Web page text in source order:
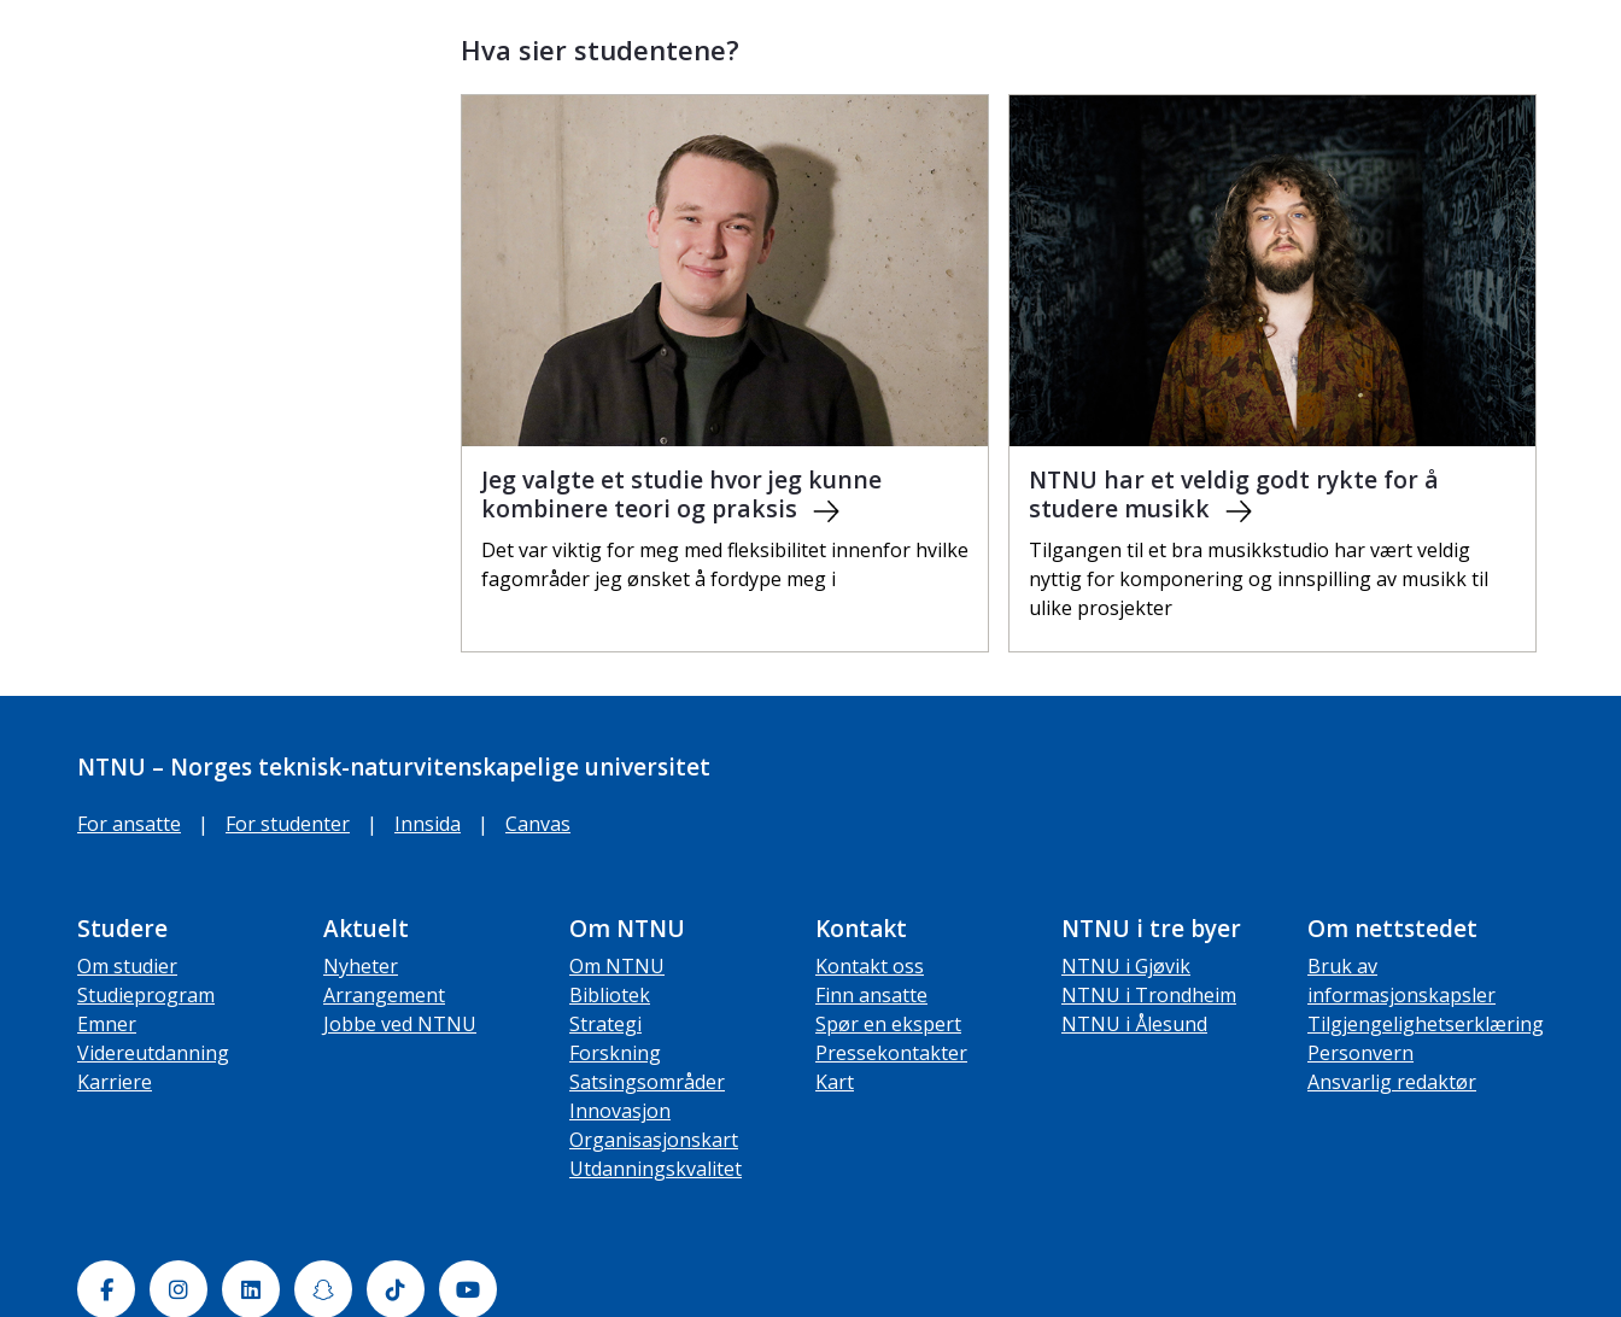
Hva sier studentene?
Jeg valgte et studie hvor jeg kunne
kombinere teori og praksis
Det var viktig for meg med fleksibilitet innenfor hvilke
fagområder jeg ønsket å fordype meg i
NTNU har et veldig godt rykte for å
studere musikk
Tilgangen til et bra musikkstudio har vært veldig
nyttig for komponering og innspilling av musikk til
ulike prosjekter
NTNU – Norges teknisk-naturvitenskapelige universitet
For ansatte | For studenter | Innsida | Canvas
Studere
Om studier
Studieprogram
Emner
Videreutdanning
Karriere
Aktuelt
Nyheter
Arrangement
Jobbe ved NTNU
Om NTNU
Om NTNU
Bibliotek
Strategi
Forskning
Satsingsområder
Innovasjon
Organisasjonskart
Utdanningskvalitet
Kontakt
Kontakt oss
Finn ansatte
Spør en ekspert
Pressekontakter
Kart
NTNU i tre byer
NTNU i Gjøvik
NTNU i Trondheim
NTNU i Ålesund
Om nettstedet
Bruk av
informasjonskapsler
Tilgjengelighetserklæring
Personvern
Ansvarlig redaktør
FacebookInstagramLinkedinSnapchatTiktok Youtube